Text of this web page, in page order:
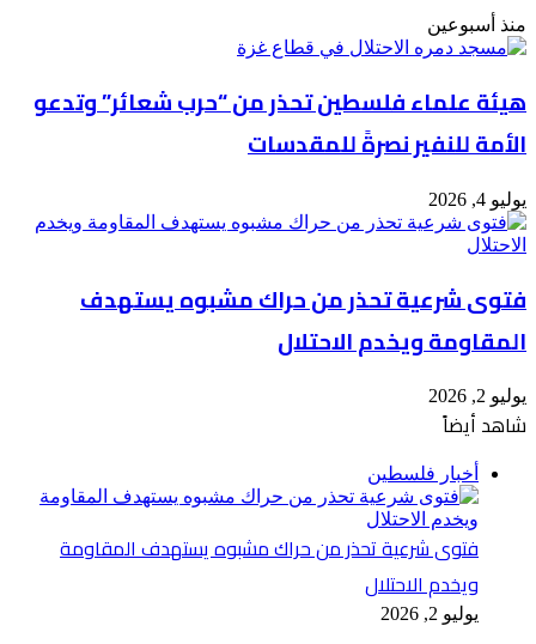
منذ أسبوعين
هيئة علماء فلسطين تحذر من “حرب شعائر” وتدعو
الأمة للنفير نصرةً للمقدسات
يوليو 4, 2026
فتوى شرعية تحذر من حراك مشبوه يستهدف
المقاومة ويخدم الاحتلال
يوليو 2, 2026
شاهد أيضاً
أخبار فلسطين
فتوى شرعية تحذر من حراك مشبوه يستهدف المقاومة
ويخدم الاحتلال
يوليو 2, 2026